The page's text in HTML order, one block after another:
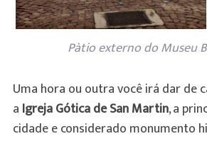
Pàtio externo do Museu
Uma hora ou outra você irá dar de
a Igreja Gótica de San Martin, a
cidade e considerado monumento